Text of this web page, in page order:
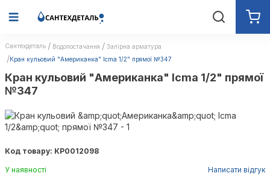
Сантехдеталь Водопостачання
Запірна арматура
Кран кульовий "Американка" Icma 1/2" прямої №347
Кран кульовий "Американка" Icma 1/2" прямої
№347
Код товару: КР0012098
У наявності Написати відгук